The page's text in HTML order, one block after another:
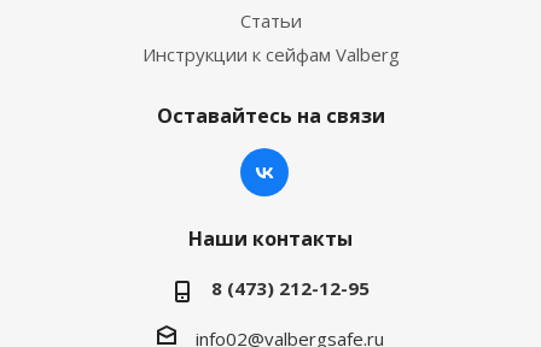
Статьи
Инструкции к сейфам Valberg
Оставайтесь на связи
Наши контакты
8 (473) 212-12-95
info02@valbergsafe.ru